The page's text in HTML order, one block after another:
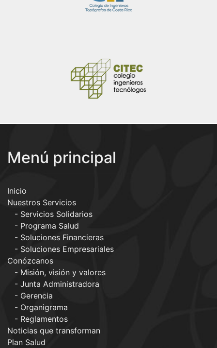
Menú principal
Inicio
Nuestros Servicios
Servicios Solidarios
Programa Salud
Soluciones Financieras
Soluciones Empresariales
Conózcanos
Misión, visión y valores
Junta Administradora
Gerencia
Organigrama
Reglamentos
Noticias que transforman
Plan Salud